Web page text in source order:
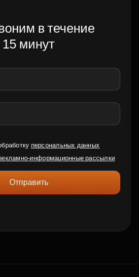
в течение
15 минут
персональных данных
информационные рассылки
Отправить